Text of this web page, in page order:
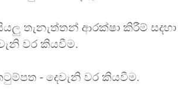
තැනැත්තන් ආරක්ෂා කිරීම් සදහා
වර කියවීම.
- දෙවැනි වර කියවීම.